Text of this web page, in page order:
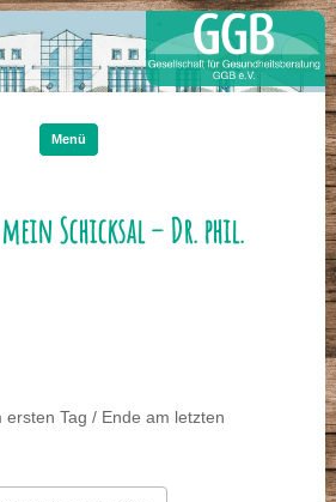
Menü
Schicksal – Dr. phil.
ersten Tag / Ende am letzten